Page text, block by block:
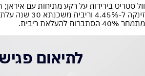
מתמחר 40% הסתברות להעלאת ריבית.
לתיאום